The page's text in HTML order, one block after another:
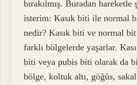
bırakılmış. Buradan hareketle
isterim: Kasık biti ile normal
nedir? Kasık biti ve normal
farklı bölgelerde yaşarlar.
biti veya pubis biti olarak da
bölge, koltuk altı, göğüs,